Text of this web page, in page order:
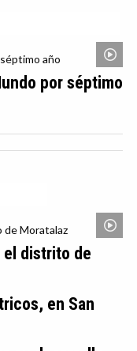
por séptimo
el distrito de
en San